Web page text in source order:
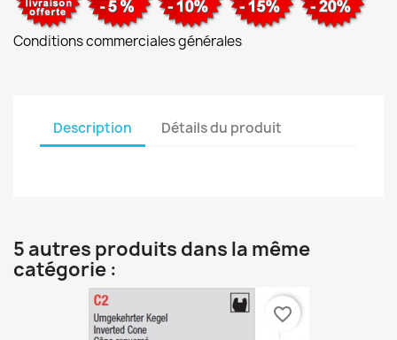
Conditions commerciales générales
Description Détails du produit
5 autres produits dans la même
catégorie :
favorite_border